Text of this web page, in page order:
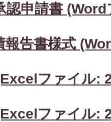
認申請書
報告書様式
ファイル:
ファイル: